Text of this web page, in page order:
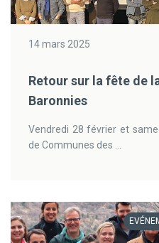
14 mars 2025
Retour sur la fête de
Baronnies
Vendredi 28 février et
de Communes des ...